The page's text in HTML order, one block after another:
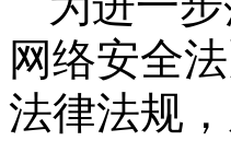
网络安全
法律法规